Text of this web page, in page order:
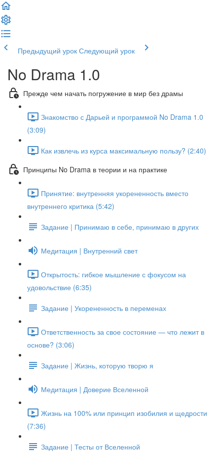
Предыдущий урок Следующий урок
No Drama 1.0
Прежде чем начать погружение в мир без драмы
Знакомство с Дарьей и программой No Drama 1.0
(3:09)
Как извлечь из курса максимальную пользу? (2:40)
Принципы No Drama в теории и на практике
Принятие: внутренняя укорененность вместо
внутреннего критика (5:42)
Задание | Принимаю в себе, принимаю в других
Медитация | Внутренний свет
Открытость: гибкое мышление с фокусом на
удовольствие (6:35)
Задание | Укорененность в переменах
Ответственность за свое состояние — что лежит в
основе? (3:06)
Задание | Жизнь, которую творю я
Медитация | Доверие Вселенной
Жизнь на 100% или принцип изобилия и щедрости
(7:36)
Задание | Тесты от Вселенной